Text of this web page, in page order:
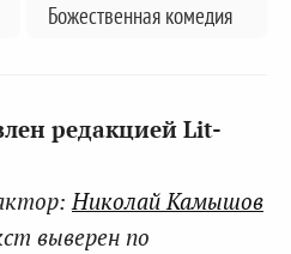
Божественная комедия
редакцией Lit-
Николай Камышов
выверен по